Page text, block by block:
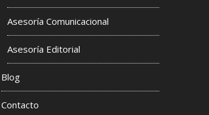
Asesoría Comunicacional
Asesoría Editorial
Blog
Contacto